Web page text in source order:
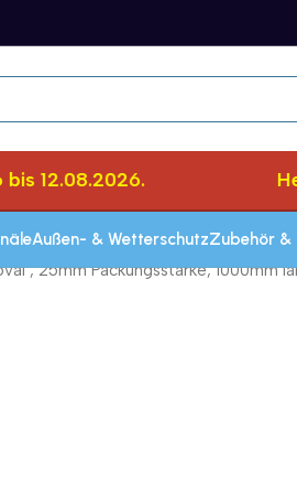
12.08.2026.
Außen- & WetterschutzZubehör &
, 25mm Packungsstärke, 1000mm